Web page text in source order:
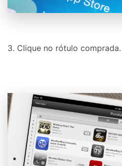
3. Clique no rótulo comprada.